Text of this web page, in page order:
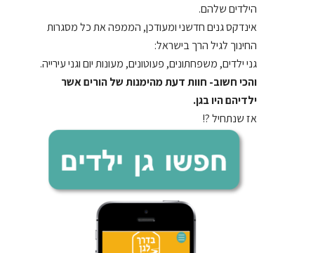
הילדים שלהם.
אינדקס גנים חדשני ומעודכן, הממפה את כל מסגרות
החינוך לגיל הרך בישראל:
גני ילדים, משפחתונים, פעוטונים, מעונות יום וגני עירייה.
והכי חשוב- חוות דעת מהימנות של הורים אשר
ילדיהם היו בגן.
אז שנתחיל ?!